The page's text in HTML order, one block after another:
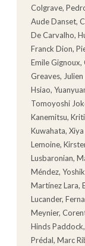
Colgrave,
Aude Danset,
De Carvalho,
Franck Dion,
Emile
Greaves,
Hsiao,
Tomoyoshi
Kanemitsu,
Kuwahata,
Lemoine,
Lusbaronian,
Méndez,
Martínez Lara,
Lucander,
Meynier,
Hinds
Prédal, Marc